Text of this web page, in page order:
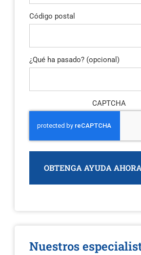
Código postal
¿Qué ha pasado? (opcional)
CAPTCHA
Nuestros